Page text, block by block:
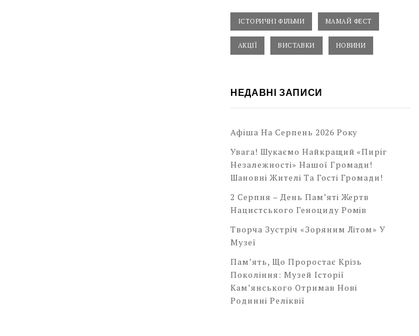
ІСТОРИЧНІ ФІЛЬМИ МАМАЙ ФЕСТ
АКЦІЇ ВИСТАВКИ НОВИНИ
НЕДАВНІ ЗАПИСИ
Афіша На Серпень 2026 Року
Увага! Шукаємо Найкращий «Пиріг
Незалежності» Нашої Громади!
Шановні Жителі Та Гості Громади!
2 Серпня – День Пам’яті Жертв
Нацистського Геноциду Ромів
Творча Зустріч «Зоряним Літом» У
Музеї
Пам’ять, Що Проростає Крізь
Покоління: Музей Історії
Кам’янського Отримав Нові
Родинні Реліквії